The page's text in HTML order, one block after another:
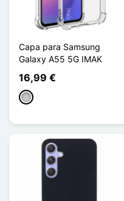
Capa para Samsung
Galaxy A55 5G IMAK
16,99 €
Transparente